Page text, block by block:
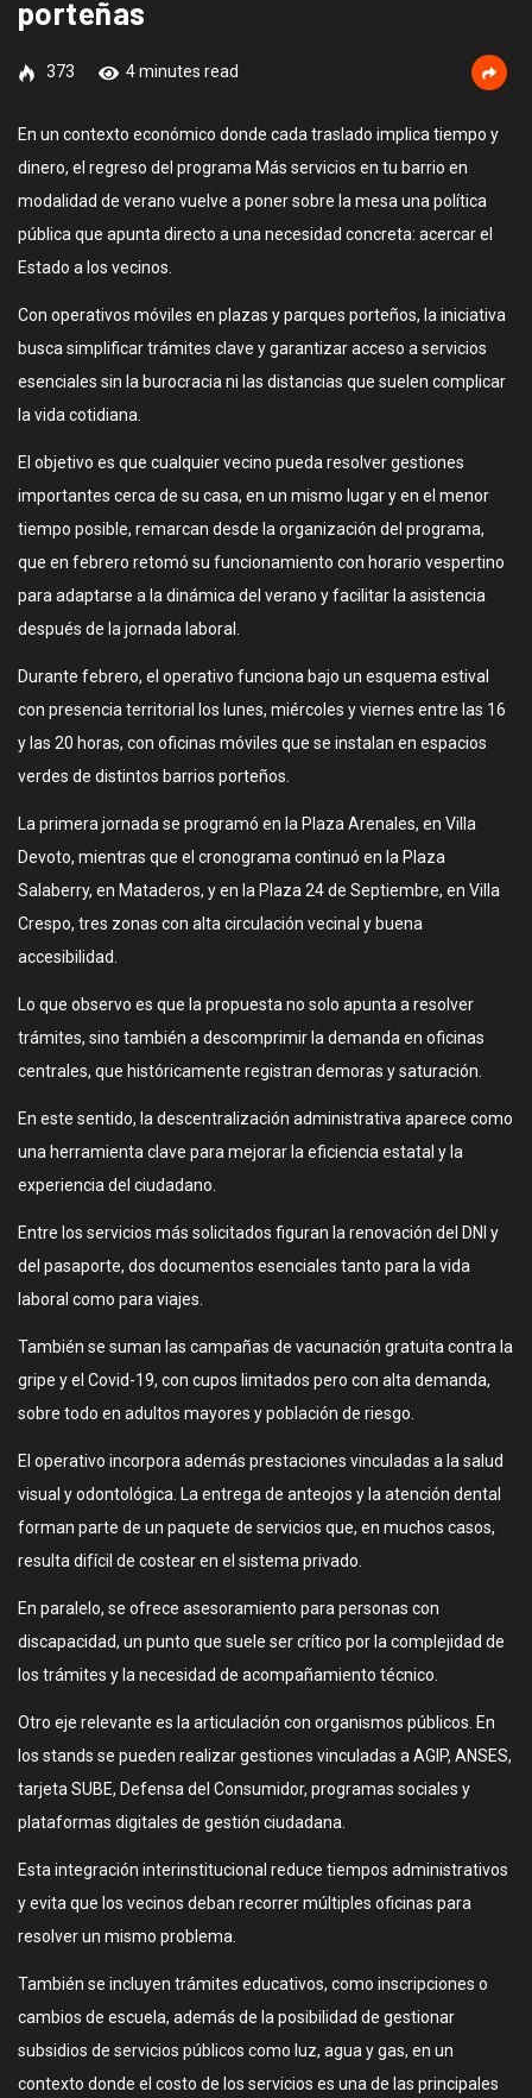
porteñas
373 4 minutes read
En un contexto económico donde cada traslado implica tiempo y
dinero, el regreso del programa Más servicios en tu barrio en
modalidad de verano vuelve a poner sobre la mesa una política
pública que apunta directo a una necesidad concreta: acercar el
Estado a los vecinos.
Con operativos móviles en plazas y parques porteños, la iniciativa
busca simplificar trámites clave y garantizar acceso a servicios
esenciales sin la burocracia ni las distancias que suelen complicar
la vida cotidiana.
El objetivo es que cualquier vecino pueda resolver gestiones
importantes cerca de su casa, en un mismo lugar y en el menor
tiempo posible, remarcan desde la organización del programa,
que en febrero retomó su funcionamiento con horario vespertino
para adaptarse a la dinámica del verano y facilitar la asistencia
después de la jornada laboral.
Durante febrero, el operativo funciona bajo un esquema estival
con presencia territorial los lunes, miércoles y viernes entre las 16
y las 20 horas, con oficinas móviles que se instalan en espacios
verdes de distintos barrios porteños.
La primera jornada se programó en la Plaza Arenales, en Villa
Devoto, mientras que el cronograma continuó en la Plaza
Salaberry, en Mataderos, y en la Plaza 24 de Septiembre, en Villa
Crespo, tres zonas con alta circulación vecinal y buena
accesibilidad.
Lo que observo es que la propuesta no solo apunta a resolver
trámites, sino también a descomprimir la demanda en oficinas
centrales, que históricamente registran demoras y saturación.
En este sentido, la descentralización administrativa aparece como
una herramienta clave para mejorar la eficiencia estatal y la
experiencia del ciudadano.
Entre los servicios más solicitados figuran la renovación del DNI y
del pasaporte, dos documentos esenciales tanto para la vida
laboral como para viajes.
También se suman las campañas de vacunación gratuita contra la
gripe y el Covid-19, con cupos limitados pero con alta demanda,
sobre todo en adultos mayores y población de riesgo.
El operativo incorpora además prestaciones vinculadas a la salud
visual y odontológica. La entrega de anteojos y la atención dental
forman parte de un paquete de servicios que, en muchos casos,
resulta difícil de costear en el sistema privado.
En paralelo, se ofrece asesoramiento para personas con
discapacidad, un punto que suele ser crítico por la complejidad de
los trámites y la necesidad de acompañamiento técnico.
Otro eje relevante es la articulación con organismos públicos. En
los stands se pueden realizar gestiones vinculadas a AGIP, ANSES,
tarjeta SUBE, Defensa del Consumidor, programas sociales y
plataformas digitales de gestión ciudadana.
Esta integración interinstitucional reduce tiempos administrativos
y evita que los vecinos deban recorrer múltiples oficinas para
resolver un mismo problema.
También se incluyen trámites educativos, como inscripciones o
cambios de escuela, además de la posibilidad de gestionar
subsidios de servicios públicos como luz, agua y gas, en un
contexto donde el costo de los servicios es una de las principales